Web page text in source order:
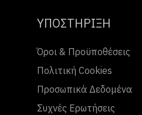
ΥΠΟΣΤΗΡΙΞΗ
Όροι & Προϋποθέσεις
Πολιτική Cookies
Προσωπικά Δεδομένα
Συχνές Ερωτήσεις